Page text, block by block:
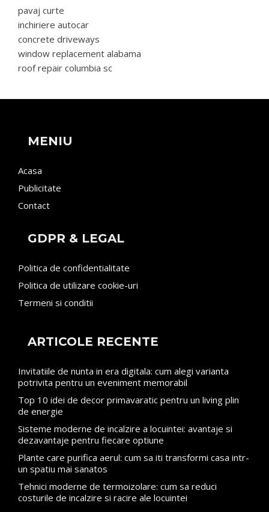
pavaj curte
inchiriere autocar
concrete driveways
window replacement alabama
roof repair columbia sc
MENIU
Acasa
Publicitate
Contact
GDPR & LEGAL
Politica de confidentialitate
Politica de utilizare cookie-uri
Termeni si conditii
ARTICOLE RECENTE
Invitatiile de nunta in era digitala: cum alegi varianta
potrivita pentru un eveniment memorabil
Top 10 idei de decor primavaratic pentru un living plin
de energie
Sisteme moderne de incalzire a locuintei: avantaje si
dezavantaje pentru fiecare optiune
Plante care purifica aerul: cum sa iti transformi casa intr-
un spatiu mai sanatos
Tehnici moderne de termoizolare: cum sa reduci
costurile de incalzire si racire ale locuintei